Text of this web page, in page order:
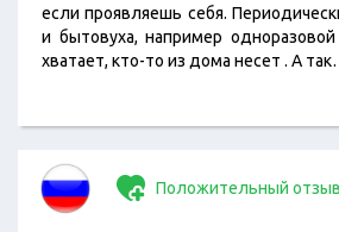
если проявляешь себя.
и бытовуха, например
хватает, кто-то из дома несет . А
Положительный отзыв